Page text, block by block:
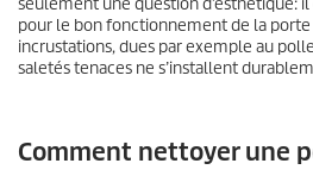
seulement une question d’esthétique:
pour le bon fonctionnement de la porte
incrustations, dues par exemple au
saletés tenaces ne s’installent
Comment nettoyer une